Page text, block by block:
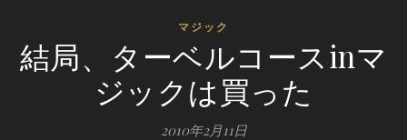
マジック
結局、ターベルコースinマ
ジックは買った
2010年2月11日